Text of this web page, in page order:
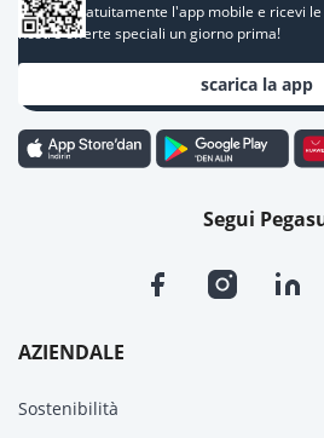
AZIENDALE
Sostenibilità
Scarica gratuitamente l'app mobile e ricevi
nostre offerte speciali un giorno prima!
scarica la app
Segui